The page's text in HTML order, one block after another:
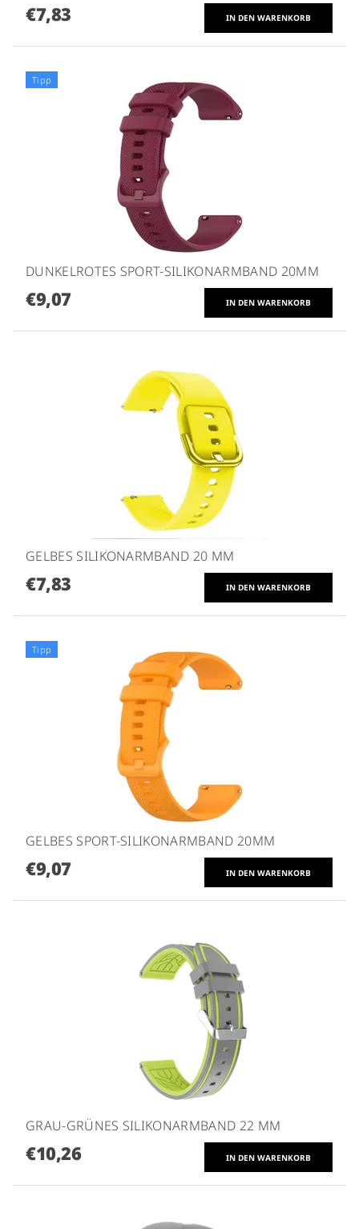
€7,83
Tipp
DUNKELROTES SPORT-SILIKONARMBAND 20MM
€9,07
GELBES SILIKONARMBAND 20 MM
€7,83
Tipp
GELBES SPORT-SILIKONARMBAND 20MM
€9,07
GRAU-GRÜNES SILIKONARMBAND 22 MM
€10,26